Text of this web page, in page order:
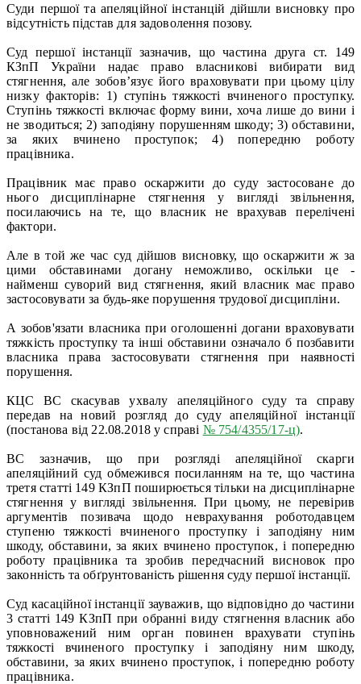
Суди першої та апеляційної інстанцій дійшли висновку про
відсутність підстав для задоволення позову.
Суд першої інстанції зазначив, що частина друга ст. 149
КЗпП України надає право власникові вибирати вид
стягнення, але зобов’язує його враховувати при цьому цілу
низку факторів: 1) ступінь тяжкості вчиненого проступку.
Ступінь тяжкості включає форму вини, хоча лише до вини і
не зводиться; 2) заподіяну порушенням шкоду; 3) обставини,
за яких вчинено проступок; 4) попередню роботу
працівника.
Працівник має право оскаржити до суду застосоване до
нього дисциплінарне стягнення у вигляді звільнення,
посилаючись на те, що власник не врахував перелічені
фактори.
Але в той же час суд дійшов висновку, що оскаржити ж за
цими обставинами догану неможливо, оскільки це -
найменш суворий вид стягнення, який власник має право
застосовувати за будь-яке порушення трудової дисципліни.
А зобов'язати власника при оголошенні догани враховувати
тяжкість проступку та інші обставини означало б позбавити
власника права застосовувати стягнення при наявності
порушення.
КЦС ВС скасував ухвалу апеляційного суду та справу
передав на новий розгляд до суду апеляційної інстанції
(постанова від 22.08.2018 у справі № 754/4355/17-ц).
ВС зазначив, що при розгляді апеляційної скарги
апеляційний суд обмежився посиланням на те, що частина
третя статті 149 КЗпП поширюється тільки на дисциплінарне
стягнення у вигляді звільнення. При цьому, не перевірив
аргументів позивача щодо неврахування роботодавцем
ступеню тяжкості вчиненого проступку і заподіяну ним
шкоду, обставини, за яких вчинено проступок, і попередню
роботу працівника та зробив передчасний висновок про
законність та обґрунтованість рішення суду першої інстанції.
Суд касаційної інстанції зауважив, що відповідно до частини
3 статті 149 КЗпП при обранні виду стягнення власник або
уповноважений ним орган повинен врахувати ступінь
тяжкості вчиненого проступку і заподіяну ним шкоду,
обставини, за яких вчинено проступок, і попередню роботу
працівника.